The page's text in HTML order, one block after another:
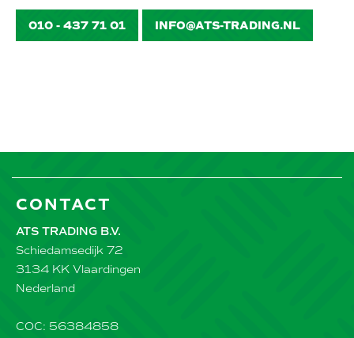
010 - 437 71 01 INFO@ATS-TRADING.NL
CONTACT
ATS TRADING B.V.
Schiedamsedijk 72
3134 KK Vlaardingen
Nederland
COC: 56384858